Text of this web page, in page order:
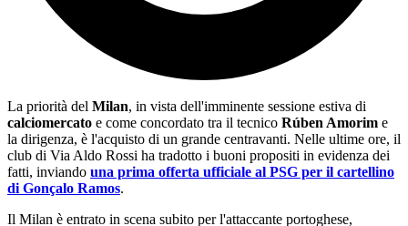
La priorità del Milan, in vista dell'imminente sessione estiva di
calciomercato e come concordato tra il tecnico Rúben Amorim e
la dirigenza, è l'acquisto di un grande centravanti. Nelle ultime ore, il
club di Via Aldo Rossi ha tradotto i buoni propositi in evidenza dei
fatti, inviando una prima offerta ufficiale al PSG per il cartellino
di Gonçalo Ramos.
Il Milan è entrato in scena subito per l'attaccante portoghese,